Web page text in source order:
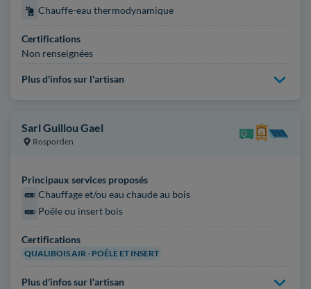
Chauffe-eau thermodynamique
Certifications
Non renseignées
Plus d'infos sur l'artisan
Sarl Guillou Gael
Rosporden
Principaux services proposés
Chauffage et/ou eau chaude au bois
Poêle ou insert bois
Certifications
QUALIBOIS AIR - POÊLE ET INSERT
Plus d'infos sur l'artisan